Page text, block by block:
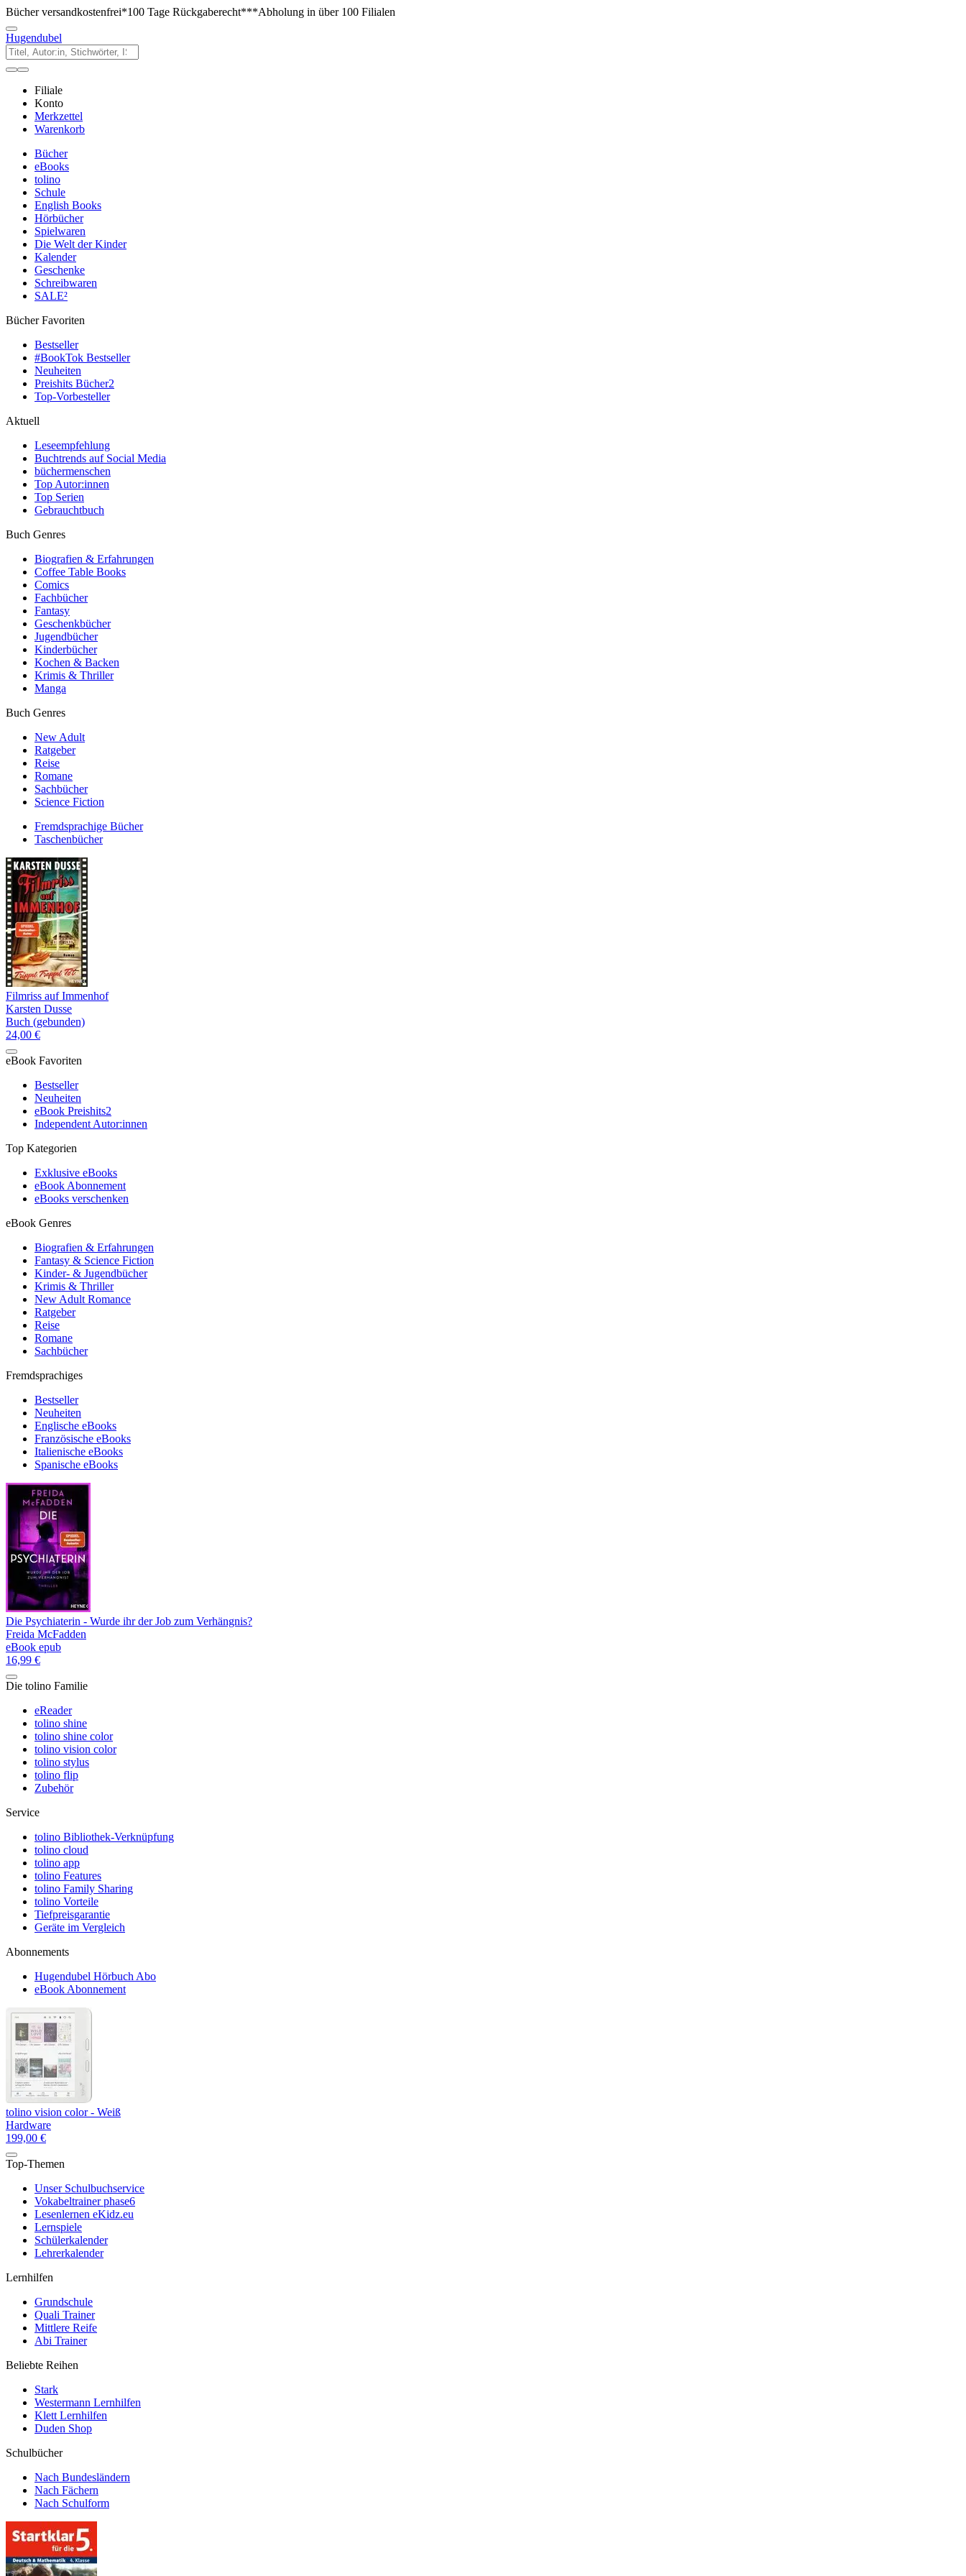
Bücher versandkostenfrei*100 Tage Rückgaberecht***Abholung in über 100 Filialen
Hugendubel
Filiale
Konto
Merkzettel
Warenkorb
Bücher
eBooks
tolino
Schule
English Books
Hörbücher
Spielwaren
Die Welt der Kinder
Kalender
Geschenke
Schreibwaren
SALE²
Bücher Favoriten
Bestseller
#BookTok Bestseller
Neuheiten
Preishits Bücher2
Top-Vorbesteller
Aktuell
Leseempfehlung
Buchtrends auf Social Media
büchermenschen
Top Autor:innen
Top Serien
Gebrauchtbuch
Buch Genres
Biografien & Erfahrungen
Coffee Table Books
Comics
Fachbücher
Fantasy
Geschenkbücher
Jugendbücher
Kinderbücher
Kochen & Backen
Krimis & Thriller
Manga
Buch Genres
New Adult
Ratgeber
Reise
Romane
Sachbücher
Science Fiction
Fremdsprachige Bücher
Taschenbücher
Filmriss auf Immenhof
Karsten Dusse
Buch (gebunden)
24,00 €
eBook Favoriten
Bestseller
Neuheiten
eBook Preishits2
Independent Autor:innen
Top Kategorien
Exklusive eBooks
eBook Abonnement
eBooks verschenken
eBook Genres
Biografien & Erfahrungen
Fantasy & Science Fiction
Kinder- & Jugendbücher
Krimis & Thriller
New Adult Romance
Ratgeber
Reise
Romane
Sachbücher
Fremdsprachiges
Bestseller
Neuheiten
Englische eBooks
Französische eBooks
Italienische eBooks
Spanische eBooks
Die Psychiaterin - Wurde ihr der Job zum Verhängnis?
Freida McFadden
eBook epub
16,99 €
Die tolino Familie
eReader
tolino shine
tolino shine color
tolino vision color
tolino stylus
tolino flip
Zubehör
Service
tolino Bibliothek-Verknüpfung
tolino cloud
tolino app
tolino Features
tolino Family Sharing
tolino Vorteile
Tiefpreisgarantie
Geräte im Vergleich
Abonnements
Hugendubel Hörbuch Abo
eBook Abonnement
tolino vision color - Weiß
Hardware
199,00 €
Top-Themen
Unser Schulbuchservice
Vokabeltrainer phase6
Lesenlernen eKidz.eu
Lernspiele
Schülerkalender
Lehrerkalender
Lernhilfen
Grundschule
Quali Trainer
Mittlere Reife
Abi Trainer
Beliebte Reihen
Stark
Westermann Lernhilfen
Klett Lernhilfen
Duden Shop
Schulbücher
Nach Bundesländern
Nach Fächern
Nach Schulform